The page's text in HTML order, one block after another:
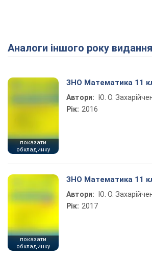
Play
Аналоги іншого року видання
показати
обкладинку
ЗНО Математика 11
Автори:
Ю. О.
Рік: 2016
показати
обкладинку
ЗНО Математика 11
Автори:
Ю. О.
Рік: 2017